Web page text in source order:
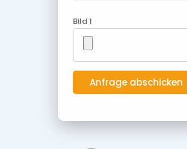
Bild 1